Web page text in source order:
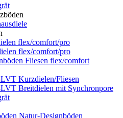
flex/comfort/pro
flex/comfort/pro
Fliesen flex/comfort
Kurzdielen/Fliesen
Breitdielen mit Synchronpore
Natur-Designböden